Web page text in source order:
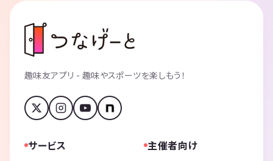
趣味友アプリ - 趣味やスポーツを楽しもう！
サービス 主催者向け